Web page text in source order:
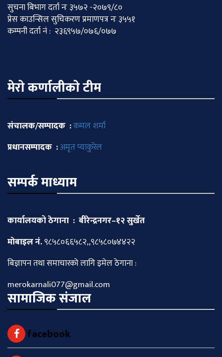
सुचना बिभाग दर्ता नः ३५७२ -२०७९/८०
प्रेस काउन्सिल सुचिकरण प्रमाणपत्र नः ३५५१
कम्पनी दर्ता नं : २३६९५७/०७६/०७७
मेराे कर्णालीकाे टीम
संचालक/सम्पादक :कमल शर्मा
प्रधानसम्पादक :अमृत प्याकुरेल
सम्पर्क माध्याम
कार्यालयको ठेगाना : बीरेन्द्रनगर–१२ सुर्खेत
माेबाइल नं.९८५८०६६५८२,,९८५८०७४४२२
बिज्ञापन तथा समाचारकाे लागि इमेल ठेगाना :
merokarnali077@gmail.com
सामाजिक संजाल
facebook